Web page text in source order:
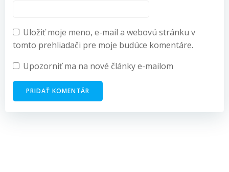
Uložiť moje meno, e-mail a webovú stránku v
tomto prehliadači pre moje budúce komentáre.
Upozorniť ma na nové články e-mailom